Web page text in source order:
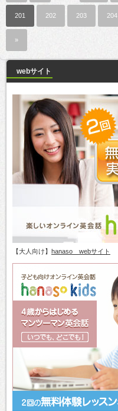
201 202 203 204
»
webサイト
【大人向け】 hanaso webサイト